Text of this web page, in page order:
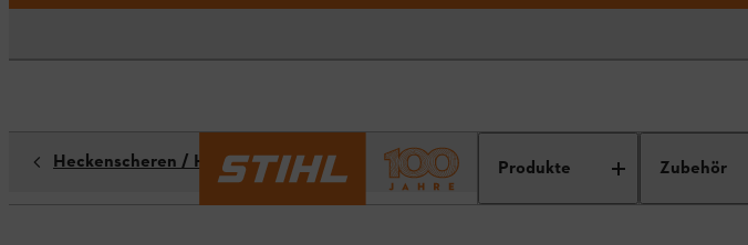
Produkte Zubehör
Heckenscheren / Heckenschneider